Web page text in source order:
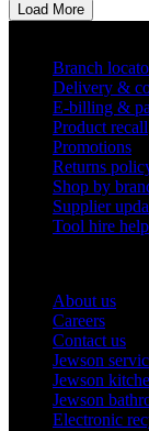
Load More
Branch
Delivery &
E-billing &
Product recall
Promotions
Returns
Shop by
Supplier
Tool hire help
About us
Careers
Contact us
Jewson
Jewson
Jewson
Electronic